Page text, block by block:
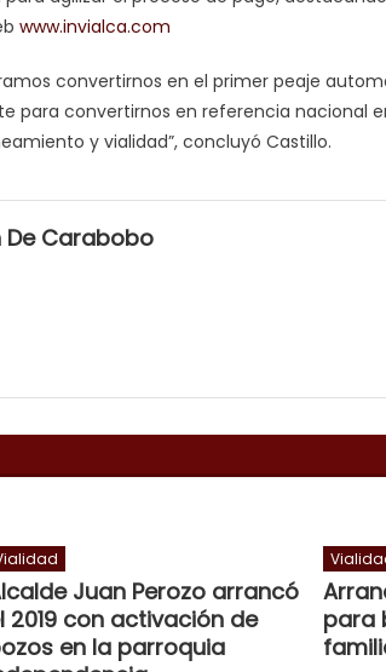
www.invialca.com
convertirnos en el primer peaje
para convertirnos en referencia nacional
y vialidad”, concluyó Castillo.
Carabobo
Juan Perozo arrancó
2019 con activación de
en la parroquia
para